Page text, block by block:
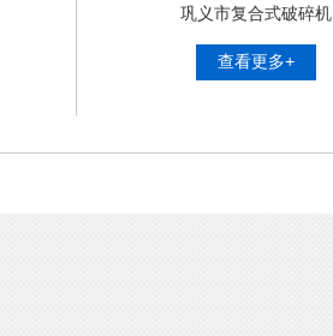
巩义市复合式破碎机
查看更多+